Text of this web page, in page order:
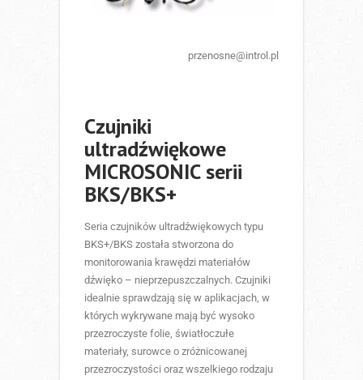
przenosne@introl.pl
Czujniki
ultradźwiękowe
MICROSONIC serii
BKS/BKS+
Seria czujników ultradźwiękowych typu
BKS+/BKS została stworzona do
monitorowania krawędzi materiałów
dźwięko – nieprzepuszczalnych. Czujniki
idealnie sprawdzają się w aplikacjach, w
których wykrywane mają być wysoko
przezroczyste folie, światłoczułe
materiały, surowce o zróżnicowanej
przezroczystości oraz wszelkiego rodzaju